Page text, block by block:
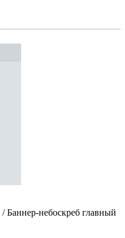
/ Баннер-небоскреб главный